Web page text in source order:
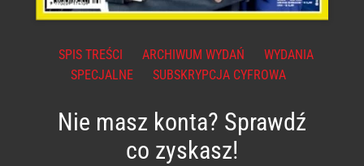
SPIS TREŚCI ARCHIWUM WYDAŃ
WYDANIA
SPECJALNE
SUBSKRYPCJA CYFROWA
Nie masz konta? Sprawdź
co zyskasz!